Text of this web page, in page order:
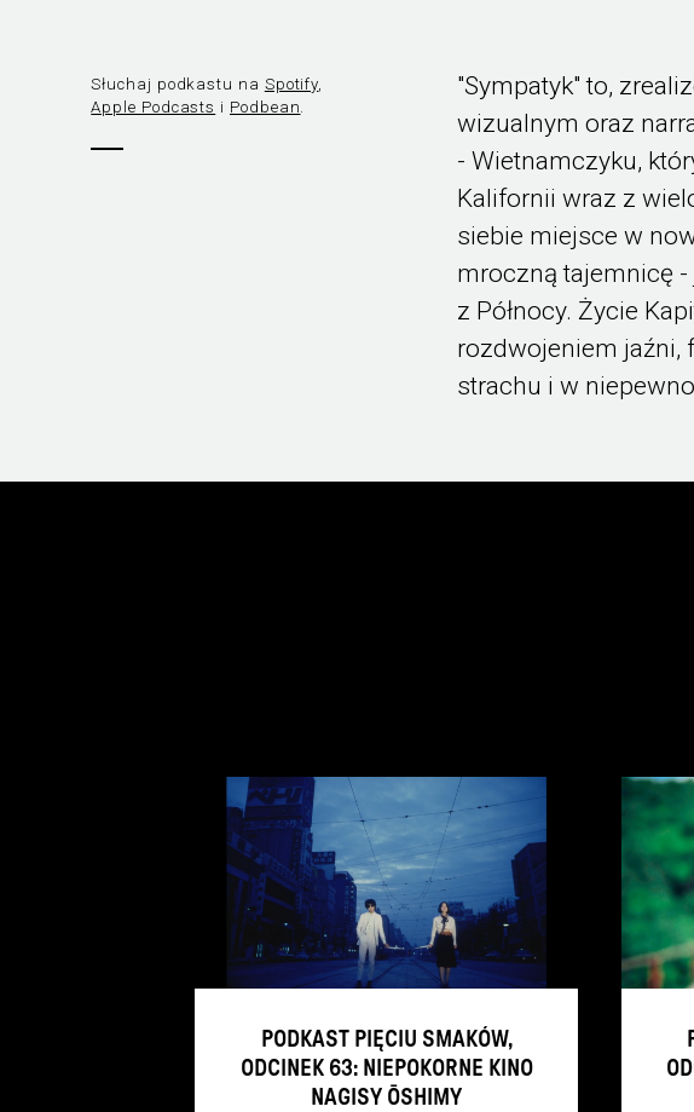
Słuchaj podkastu na Spotify
Apple Podcasts i Podbean
"Sympatyk" to,
wizualnym oraz
- Wietnamczyku,
Kalifornii wraz z
siebie miejsce w
mroczną tajemnicę
z Północy. Życie
rozdwojeniem jaźni,
strachu i w
PODKAST PIĘCIU SMAKÓW,
ODCINEK 63: NIEPOKORNE KINO
NAGISY ŌSHIMY